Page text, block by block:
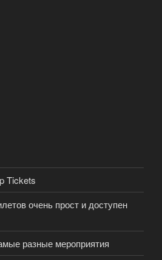
Tickets
очень прост и доступен
разные мероприятия